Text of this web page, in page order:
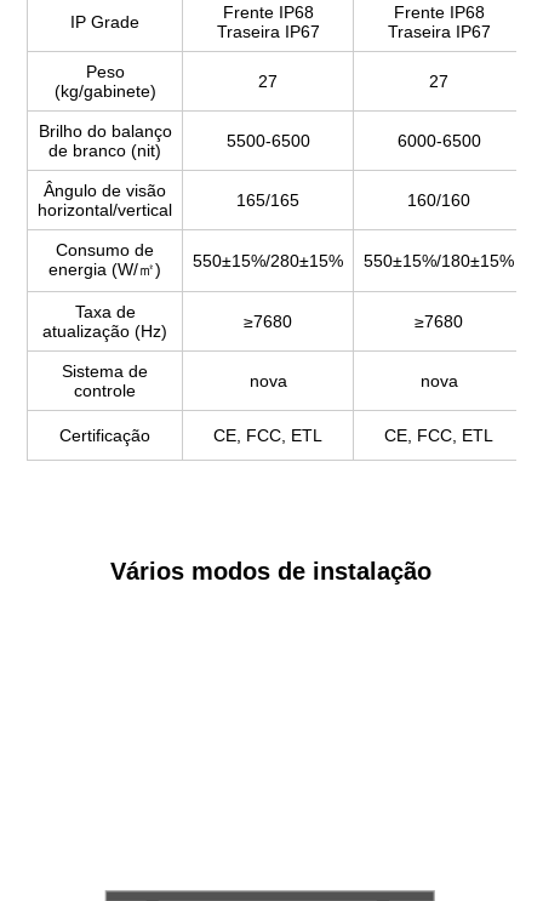
IP Grade
Frente IP68
Traseira IP67
Frente IP68
Traseira IP67
Peso
(kg/gabinete)
27 27
Brilho do balanço
de branco (nit)
5500-6500 6000-6500
Ângulo de visão
horizontal/vertical
165/165 160/160
Consumo de
energia (W/㎡)
550±15%/280±15% 550±15%/180±15%
Taxa de
atualização (Hz)
≥7680 ≥7680
Sistema de
controle
nova nova
Certificação CE, FCC, ETL CE, FCC, ETL
Vários modos de instalação